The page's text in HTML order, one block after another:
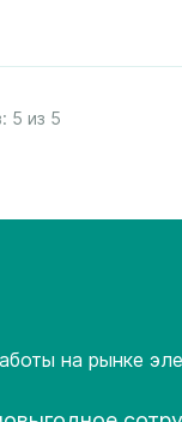
5 из 5
на рынке